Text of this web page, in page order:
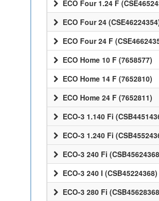
ECO Four 1.24 F
ECO Four 24
ECO Four 24 F
ECO Home 10 F (7658577)
ECO Home 14 F (7652810)
ECO Home 24 F (7652811)
ECO-3 1.140 Fi
ECO-3 1.240 Fi
ECO-3 240 Fi
ECO-3 240 I (CSB45224368)
ECO-3 280 Fi